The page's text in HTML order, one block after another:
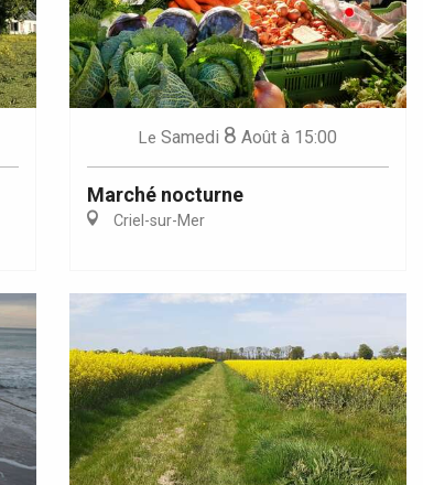
Le Samedi 8 Août à 15:00
Marché nocturne
Criel-sur-Mer